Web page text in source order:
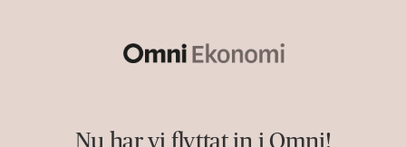
Nu har vi flyttat in i Omni!